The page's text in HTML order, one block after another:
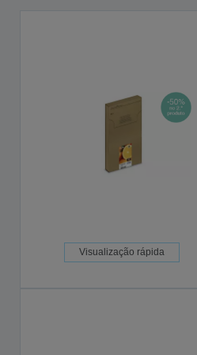
Visualização rápida